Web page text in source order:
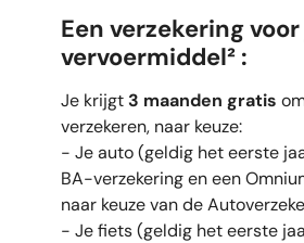
Een verzekering
vervoermiddel² :
Je krijgt 3 maanden gratis
verzekeren, naar keuze:
- Je auto (geldig het eerste
BA-verzekering en een
naar keuze van de
- Je fiets (geldig het eerste